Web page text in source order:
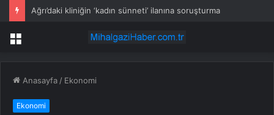
Ağrı’daki kliniğin ‘kadın sünneti’ ilanına soruşturma
Menü
Anasayfa / Ekonomi
Ekonomi